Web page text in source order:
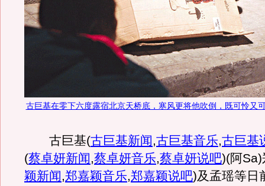
古巨基在零下六度露宿北京天桥底，寒风更将他吹倒，既可怜又
古巨基(古巨基新闻,古巨基音乐,古巨基
(蔡卓妍新闻,蔡卓妍音乐,蔡卓妍说吧)(阿
颖新闻,郑嘉颖音乐,郑嘉颖说吧)及孟瑶等日